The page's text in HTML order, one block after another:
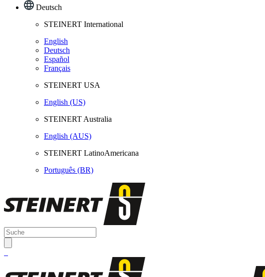
Deutsch
STEINERT International
English
Deutsch
Español
Français
STEINERT USA
English (US)
STEINERT Australia
English (AUS)
STEINERT LatinoAmericana
Português (BR)